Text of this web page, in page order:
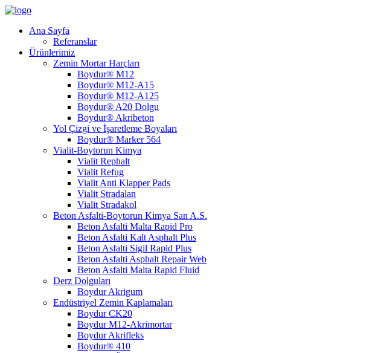
Ana Sayfa
Referanslar
Ürünlerimiz
Zemin Mortar Harçları
Boydur® M12
Boydur® M12-A15
Boydur® M12-A125
Boydur® A20 Dolgu
Boydur® Akribeton
Yol Çizgi ve İşaretleme Boyaları
Boydur® Marker 564
Vialit-Boytorun Kimya
Vialit Rephalt
Vialit Refug
Vialit Anti Klapper Pads
Vialit Stradalan
Vialit Stradakol
Beton Asfalti-Boytorun Kimya San A.S.
Beton Asfalti Malta Rapid Pro
Beton Asfalti Kalt Asphalt Plus
Beton Asfalti Sigil Rapid Plus
Beton Asfalti Asphalt Repair Web
Beton Asfalti Malta Rapid Fluid
Derz Dolguları
Boydur Akrigum
Endüstriyel Zemin Kaplamaları
Boydur CK20
Boydur M12-Akrimortar
Boydur Akrifleks
Boydur® 410